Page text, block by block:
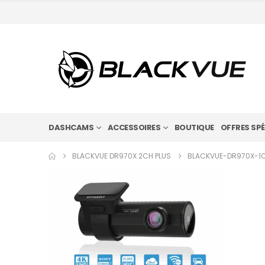
DASHCAMS ACCESSOIRES BOUTIQUE OFFRES
BLACKVUE DR970X 2CH PLUS BLACKVUE-DR970X-